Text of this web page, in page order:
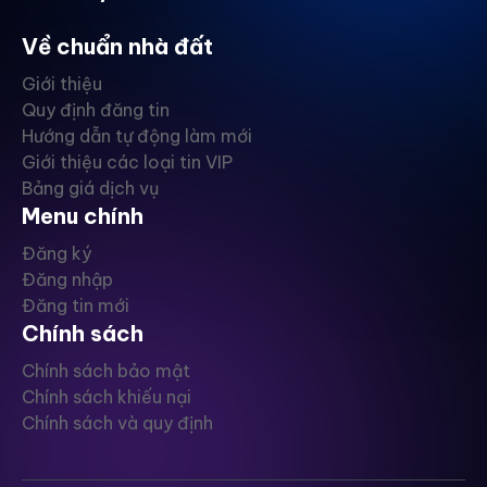
Về chuẩn nhà đất
Giới thiệu
Quy định đăng tin
Hướng dẫn tự động làm mới
Giới thiệu các loại tin VIP
Bảng giá dịch vụ
Menu chính
Đăng ký
Đăng nhập
Đăng tin mới
Chính sách
Chính sách bảo mật
Chính sách khiếu nại
Chính sách và quy định